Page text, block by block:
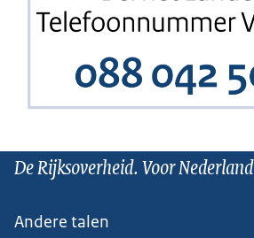
De Rijksoverheid. Voor Nederland
Andere talen